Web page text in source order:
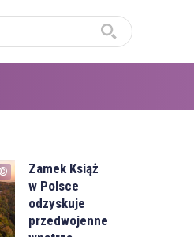
Zamek Książ
w Polsce
odzyskuje
przedwojenne